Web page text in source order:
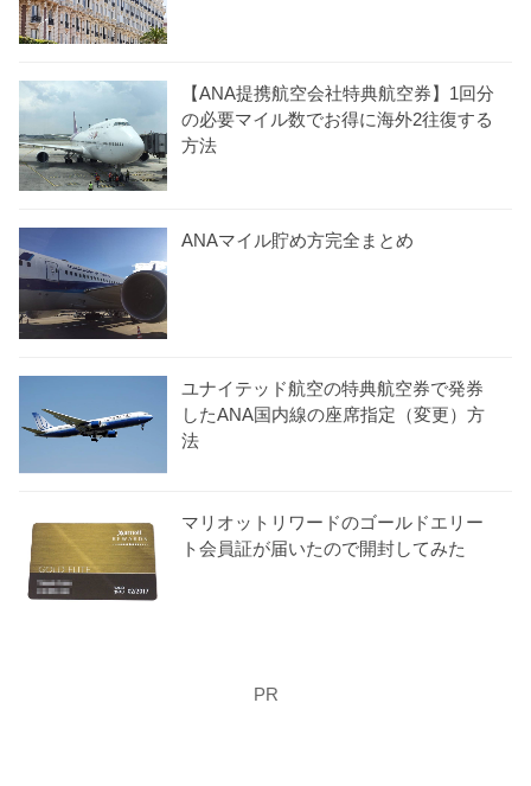
【ANA提携航空会社特典航空券】1回分
の必要マイル数でお得に海外2往復する
方法
ANAマイル貯め方完全まとめ
ユナイテッド航空の特典航空券で発券
したANA国内線の座席指定（変更）方
法
マリオットリワードのゴールドエリー
ト会員証が届いたので開封してみた
PR